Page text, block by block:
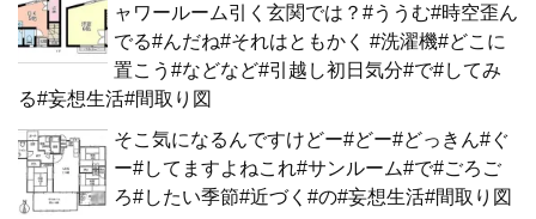
ャワールーム引く玄関では？#ううむ#時空歪ん
でる#んだね#それはともかく #洗濯機#どこに
置こう#などなど#引越し初日気分#で#してみ
る#妄想生活#間取り図
そこ気になるんですけどー#どー#どっきん#ぐ
ー#してますよねこれ#サンルーム#で#ごろご
ろ#したい季節#近づく#の#妄想生活#間取り図